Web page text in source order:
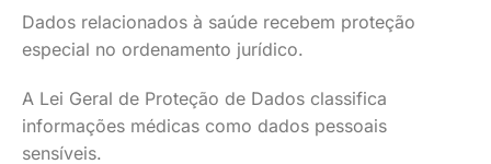
Dados relacionados à saúde recebem proteção
especial no ordenamento jurídico.
A Lei Geral de Proteção de Dados classifica
informações médicas como dados pessoais
sensíveis.